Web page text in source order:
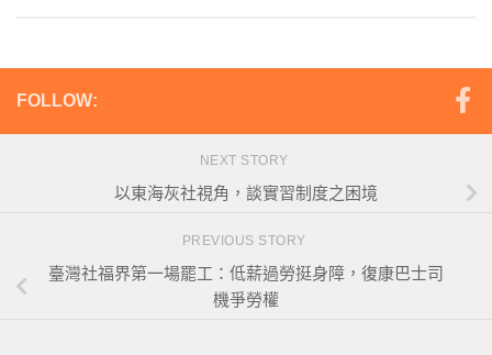
FOLLOW:
NEXT STORY
以東海灰社視角，談實習制度之困境
PREVIOUS STORY
臺灣社福界第一場罷工：低薪過勞挺身障，復康巴士司
機爭勞權